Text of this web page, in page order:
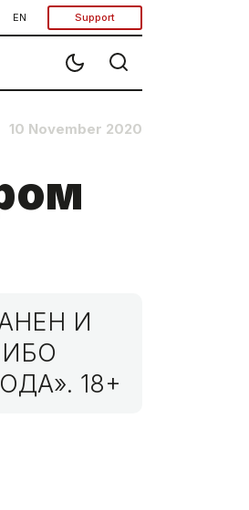
EN Support
10 November 2020
И
18+